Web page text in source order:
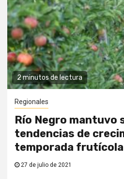
2 minutos de lectura
Regionales
Río Negro mantuvo
tendencias de
temporada
27 de julio de 2021